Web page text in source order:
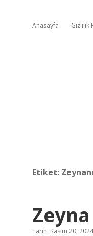
Anasayfa Gizlilik
Etiket:
Tarih: Kasım 20, 2024